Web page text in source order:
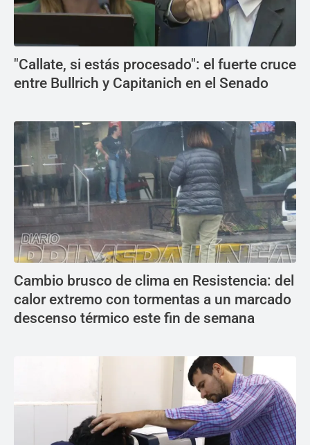
"Callate, si estás procesado": el fuerte cruce
entre Bullrich y Capitanich en el Senado
Cambio brusco de clima en Resistencia: del
calor extremo con tormentas a un marcado
descenso térmico este fin de semana